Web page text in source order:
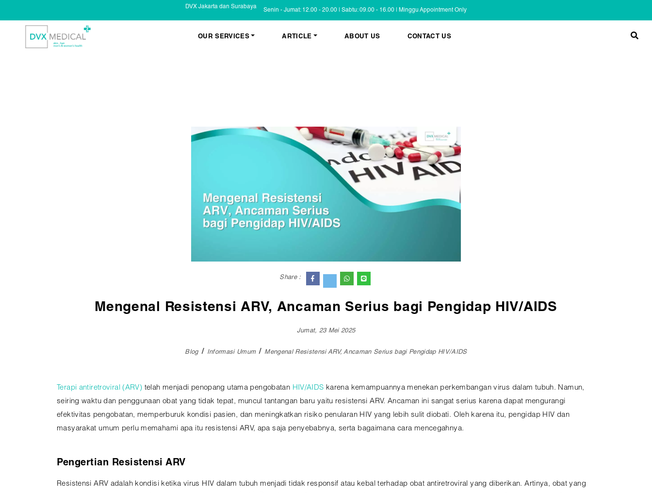
DVX Jakarta dan Surabaya
Senin - Jumat: 12.00 - 20.00 | Sabtu: 09.00 - 16.00 | Minggu Appointment Only
OUR SERVICES
Eczema
Masalah Kulit Lain
Keluhan Kulit
Non Infeksi
ARTICLE
Informasi Umum
Tips dan Trik
Cerita Pasien
ABOUT US CONTACT US
Share :
Mengenal Resistensi ARV, Ancaman Serius bagi Pengidap HIV/AIDS
Jumat, 23 Mei 2025
Blog Informasi Umum Mengenal Resistensi ARV, Ancaman Serius bagi Pengidap HIV/AIDS
Terapi antiretroviral (ARV) telah menjadi penopang utama pengobatan HIV/AIDS karena kemampuannya menekan perkembangan virus dalam tubuh. Namun,
seiring waktu dan penggunaan obat yang tidak tepat, muncul tantangan baru yaitu resistensi ARV. Ancaman ini sangat serius karena dapat mengurangi
efektivitas pengobatan, memperburuk kondisi pasien, dan meningkatkan risiko penularan HIV yang lebih sulit diobati. Oleh karena itu, pengidap HIV dan
masyarakat umum perlu memahami apa itu resistensi ARV, apa saja penyebabnya, serta bagaimana cara mencegahnya.
Pengertian Resistensi ARV
Resistensi ARV adalah kondisi ketika virus HIV dalam tubuh menjadi tidak responsif atau kebal terhadap obat antiretroviral yang diberikan. Artinya, obat yang